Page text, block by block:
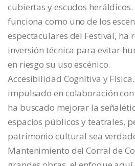
cubiertas y escudos heráldicos.
funciona como uno de los
espectaculares del Festival, ha
inversión técnica para evitar
en riesgo su uso escénico.
Accesibilidad Cognitiva y
impulsado en colaboración con
ha buscado mejorar la
espacios públicos y teatrales,
patrimonio cultural sea
Mantenimiento del Corral de